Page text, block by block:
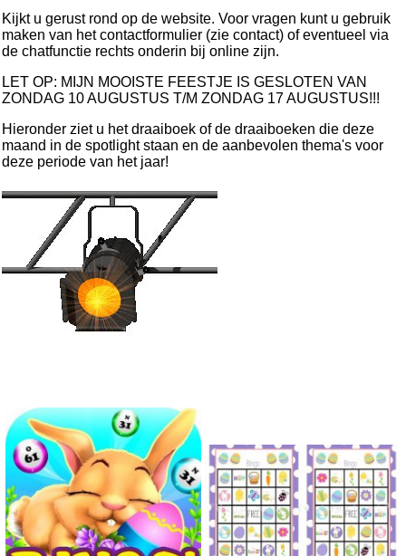
Kijkt u gerust rond op de website. Voor vragen kunt u gebruik
maken van het contactformulier (zie contact) of eventueel via
de chatfunctie rechts onderin bij online zijn.
LET OP: MIJN MOOISTE FEESTJE IS GESLOTEN VAN
ZONDAG 10 AUGUSTUS T/M ZONDAG 17 AUGUSTUS!!!
Hieronder ziet u het draaiboek of de draaiboeken die deze
maand in de spotlight staan en de aanbevolen thema's voor
deze periode van het jaar!